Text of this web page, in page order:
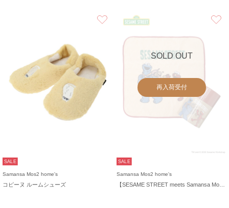
お気に入り
SALE
Samansa Mos2 home's
コピーヌ ルームシューズ
SOLD OUT
再入荷受付
SALE
Samansa Mos2 home's